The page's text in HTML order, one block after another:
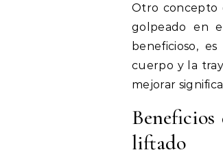
Otro concepto
golpeado en
beneficioso,
cuerpo y la
mejorar
liftado